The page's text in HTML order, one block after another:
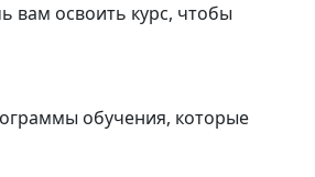
вам освоить курс, чтобы
обучения, которые